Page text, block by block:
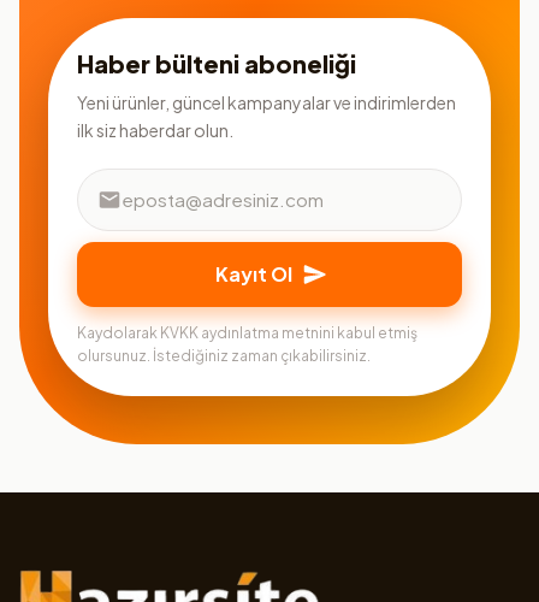
Haber bülteni aboneliği
Yeni ürünler, güncel kampanyalar ve indirimlerden
ilk siz haberdar olun.
Kayıt Ol
Kaydolarak KVKK aydınlatma metnini kabul etmiş
olursunuz. İstediğiniz zaman çıkabilirsiniz.